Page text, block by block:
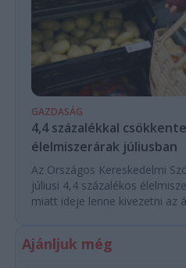
GAZDASÁG
4,4 százalékkal
élelmiszerárak júliusban
Az Országos Kereskedelmi
júliusi 4,4 százalékos
miatt ideje lenne kivezetni az
Ajánljuk még